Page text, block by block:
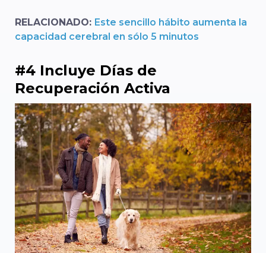
RELACIONADO: Este sencillo hábito aumenta la
capacidad cerebral en sólo 5 minutos
#4 Incluye Días de
Recuperación Activa